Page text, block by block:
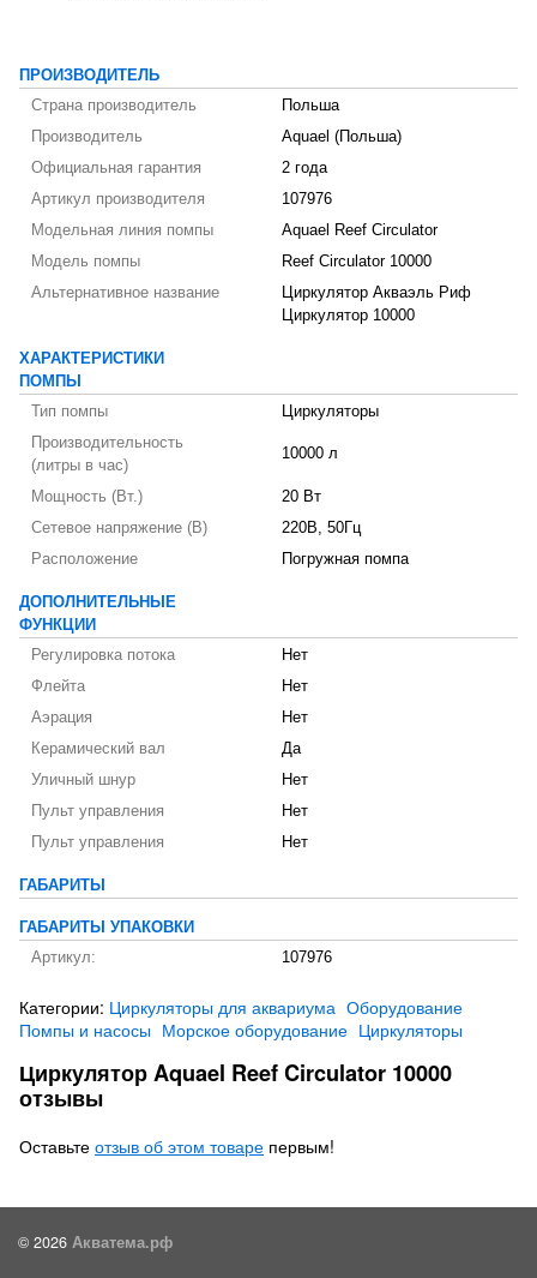
ПРОИЗВОДИТЕЛЬ
Страна производитель
Польша
Производитель
Aquael (Польша)
Официальная гарантия
2 года
Артикул производителя
107976
Модельная линия помпы
Aquael Reef Circulator
Модель помпы
Reef Circulator 10000
Альтернативное название
Циркулятор Акваэль Риф
Циркулятор 10000
ХАРАКТЕРИСТИКИ
ПОМПЫ
Тип помпы
Циркуляторы
Производительность
(литры в час)
10000 л
Мощность (Вт.)
20 Вт
Сетевое напряжение (В)
220В, 50Гц
Расположение
Погружная помпа
ДОПОЛНИТЕЛЬНЫЕ
ФУНКЦИИ
Регулировка потока
Нет
Флейта
Нет
Аэрация
Нет
Керамический вал
Да
Уличный шнур
Нет
Пульт управления
Нет
Пульт управления
Нет
ГАБАРИТЫ
ГАБАРИТЫ УПАКОВКИ
Артикул:
107976
Категории: Циркуляторы для аквариума Оборудование
Помпы и насосы Морское оборудование Циркуляторы
Циркулятор Aquael Reef Circulator 10000
отзывы
Оставьте отзыв об этом товаре первым!
© 2026 Акватема.рф